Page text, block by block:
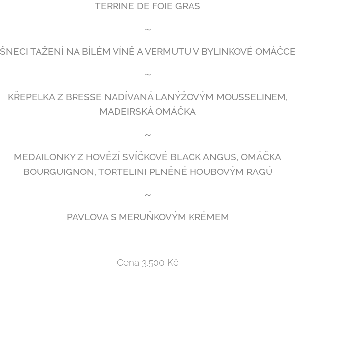
TERRINE DE FOIE GRAS
～
ŠNECI TAŽENÍ NA BÍLÉM VÍNĚ A VERMUTU V BYLINKOVÉ OMÁČCE
～
KŘEPELKA Z BRESSE NADÍVANÁ LANÝŽOVÝM MOUSSELINEM,
MADEIRSKÁ OMÁČKA
～
MEDAILONKY Z HOVĚZÍ SVÍČKOVÉ BLACK ANGUS, OMÁČKA
BOURGUIGNON, TORTELINI PLNĚNÉ HOUBOVÝM RAGÚ
～
PAVLOVA S MERUŇKOVÝM KRÉMEM
Cena 3.500 Kč